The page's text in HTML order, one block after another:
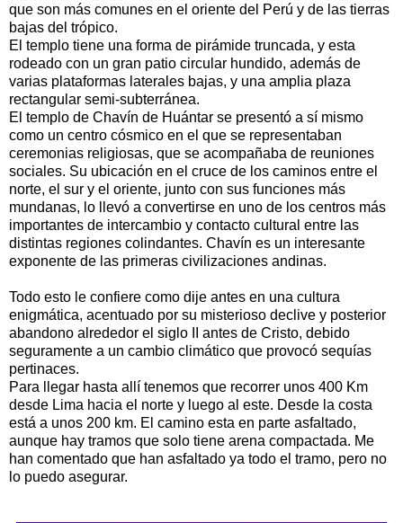
que son más comunes en el oriente del Perú y de las tierras
bajas del trópico.
El templo tiene una forma de pirámide truncada, y esta
rodeado con un gran patio circular hundido, además de
varias plataformas laterales bajas, y una amplia plaza
rectangular semi-subterránea.
El templo de Chavín de Huántar se presentó a sí mismo
como un centro cósmico en el que se representaban
ceremonias religiosas, que se acompañaba de reuniones
sociales. Su ubicación en el cruce de los caminos entre el
norte, el sur y el oriente, junto con sus funciones más
mundanas, lo llevó a convertirse en uno de los centros más
importantes de intercambio y contacto cultural entre las
distintas regiones colindantes. Chavín es un interesante
exponente de las primeras civilizaciones andinas.
Todo esto le confiere como dije antes en una cultura
enigmática, acentuado por su misterioso declive y posterior
abandono alrededor el siglo II antes de Cristo, debido
seguramente a un cambio climático que provocó sequías
pertinaces.
Para llegar hasta allí tenemos que recorrer unos 400 Km
desde Lima hacia el norte y luego al este. Desde la costa
está a unos 200 km. El camino esta en parte asfaltado,
aunque hay tramos que solo tiene arena compactada. Me
han comentado que han asfaltado ya todo el tramo, pero no
lo puedo asegurar.